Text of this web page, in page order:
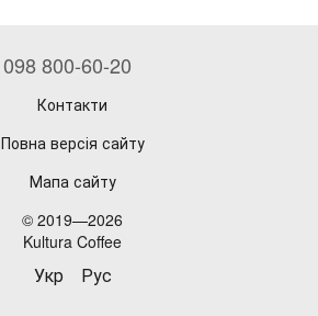
098 800-60-20
Контакти
Повна версія сайту
Мапа сайту
© 2019—2026
Kultura Coffee
Укр Рус